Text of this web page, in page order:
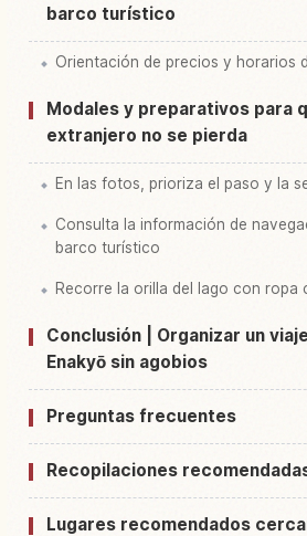
barco turístico
Orientación de precios y horarios
Modales y preparativos para
extranjero no se pierda
En las fotos, prioriza el paso y la
Consulta la información de
barco turístico
Recorre la orilla del lago con ropa
Conclusión | Organizar un
Enakyō sin agobios
Preguntas frecuentes
Recopilaciones
Lugares recomendados